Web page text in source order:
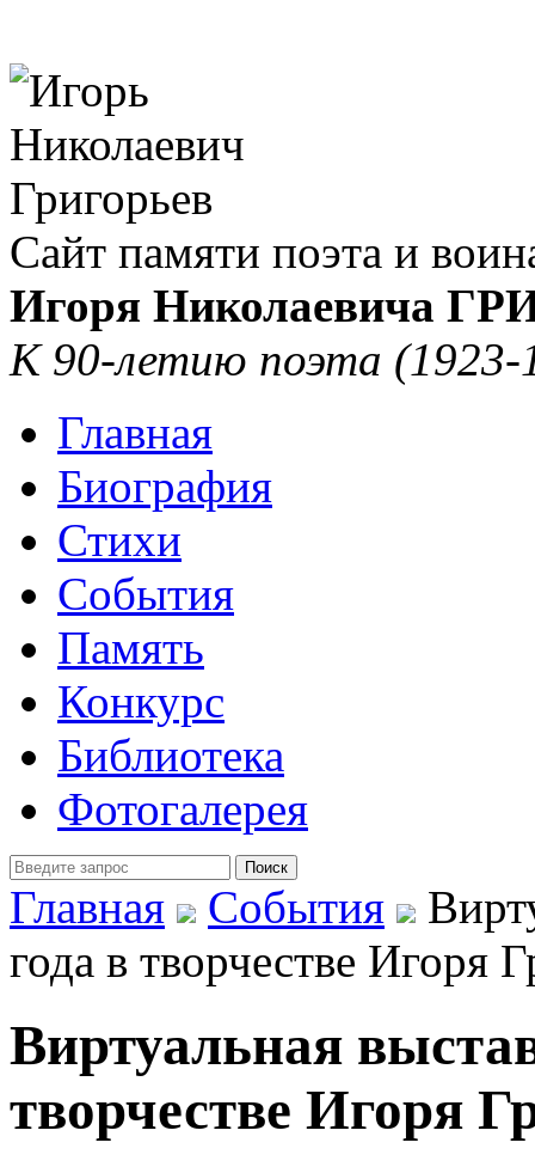
Сайт памяти поэта и
Игоря Николаевича
К 90-летию поэта (1923-
Главная
Биография
Стихи
События
Память
Конкурс
Библиотека
Фотогалерея
Главная
События
года в творчестве Игоря
Виртуальная
творчестве Игоря